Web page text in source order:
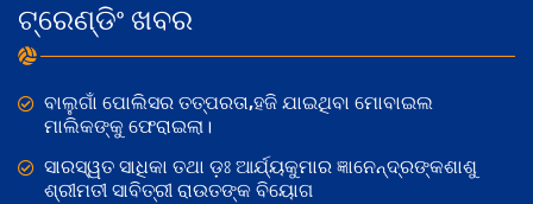
ଟ୍ରେଣ୍ଡିଂ ଖବର
ବାଲୁଗାଁ ପୋଲିସର ତତ୍‌ପରତା,ହଜି ଯାଇଥିବା ମୋବାଇଲ
ମାଲିକଙ୍କୁ ଫେରାଇଲା।
ସାରସ୍ୱତ ସାଧିକା ତଥା ଡ଼ଃ ଆର୍ଯ୍ୟକୁମାର ଜ୍ଞାନେନ୍ଦ୍ରଙ୍କଶାଶୁ
ଶ୍ରୀମତୀ ସାବିତ୍ରୀ ରାଉତଙ୍କ ବିୟୋଗ